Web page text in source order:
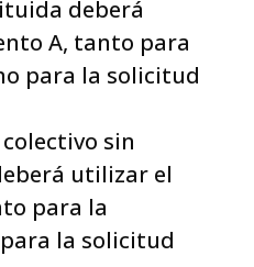
deberá
A, tanto para
para la solicitud
sin
utilizar el
para la
la solicitud